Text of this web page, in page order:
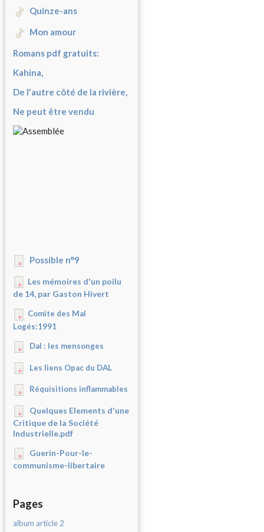
Quinze-ans
Mon amour
Romans pdf gratuits:
Kahina,
De l'autre côté de la rivière,
Ne peut être vendu
Possible n°9
Les mémoires d'un poilu
de 14, par Gaston Hivert
Comite des Mal
Logés:1991
Dal : les mensonges
Les liens Opac du DAL
Réquisitions inflammables
Quelques Elements d'une
Critique de la Société
Industrielle.pdf
Guerin-Pour-le-
communisme-libertaire
Pages
album article 2